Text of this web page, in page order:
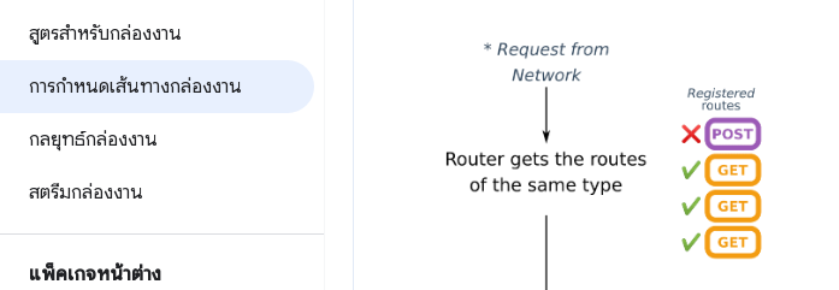
สูตรสำหรับกล่องงาน
การกำหนดเส้นทางกล่องงาน
กลยุทธ์กล่องงาน
สตรีมกล่องงาน
แพ็คเกจหน้าต่าง